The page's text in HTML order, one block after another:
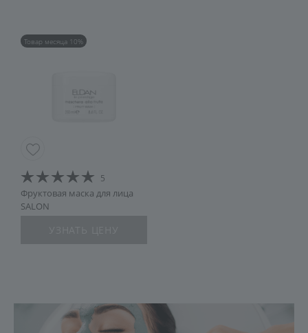
Товар месяца 10%
5
Фруктовая маска для лица
SALON